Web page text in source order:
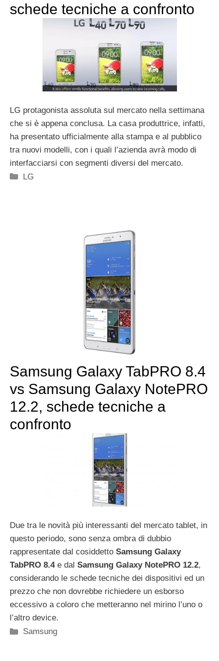
schede tecniche a confronto
LG protagonista assoluta sul mercato nella settimana
che si è appena conclusa. La casa produttrice, infatti,
ha presentato ufficialmente alla stampa e al pubblico
tra nuovi modelli, con i quali l’azienda avrà modo di
interfacciarsi con segmenti diversi del mercato.
Categorie
LG
Samsung Galaxy TabPRO 8.4
vs Samsung Galaxy NotePRO
12.2, schede tecniche a
confronto
Due tra le novità più interessanti del mercato tablet, in
questo periodo, sono senza ombra di dubbio
rappresentate dal cosiddetto Samsung Galaxy
TabPRO 8.4e dal Samsung Galaxy NotePRO 12.2,
considerando le schede tecniche dei dispositivi ed un
prezzo che non dovrebbe richiedere un esborso
eccessivo a coloro che metteranno nel mirino l’uno o
l’altro device.
Categorie
Samsung